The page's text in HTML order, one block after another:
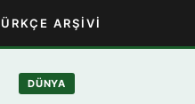
ARŞIVI
DÜNYA